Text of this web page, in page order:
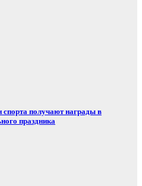
спорта получают награды в
праздника